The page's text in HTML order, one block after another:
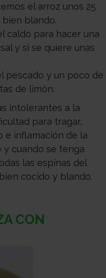
el arroz unos 25
blando.
caldo para hacer una
y si se quiere unas
pescado y un poco de
de limón.
intolerantes a la
para tragar,
e inflamación de la
y cuando se tenga
las espinas del
cocido y blando.
CON